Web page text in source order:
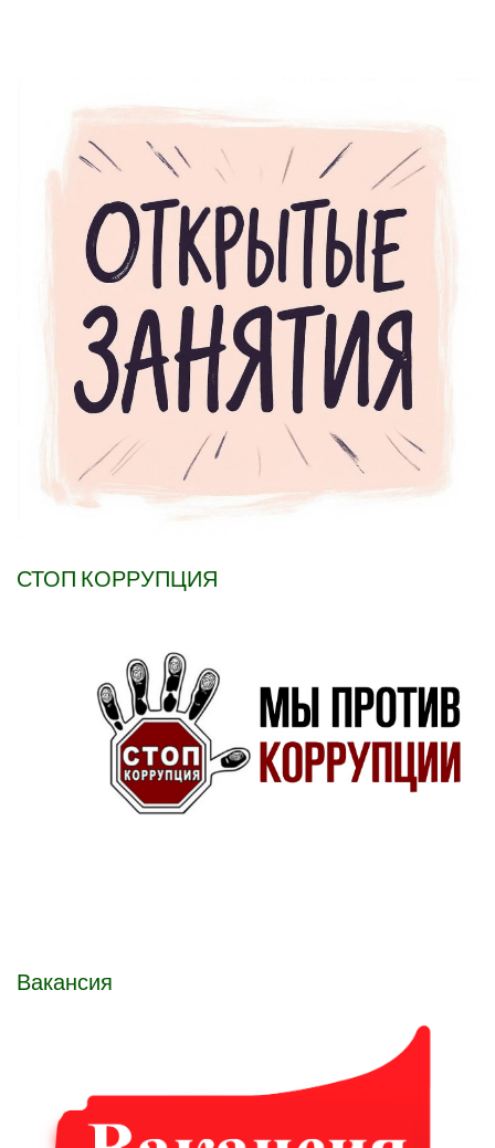
СТОП КОРРУПЦИЯ
Вакансия